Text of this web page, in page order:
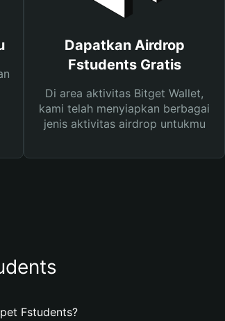
Dapatkan Airdrop
Fstudents Gratis
Di area aktivitas Bitget Wallet,
kami telah menyiapkan berbagai
jenis aktivitas airdrop untukmu
Fstudents?